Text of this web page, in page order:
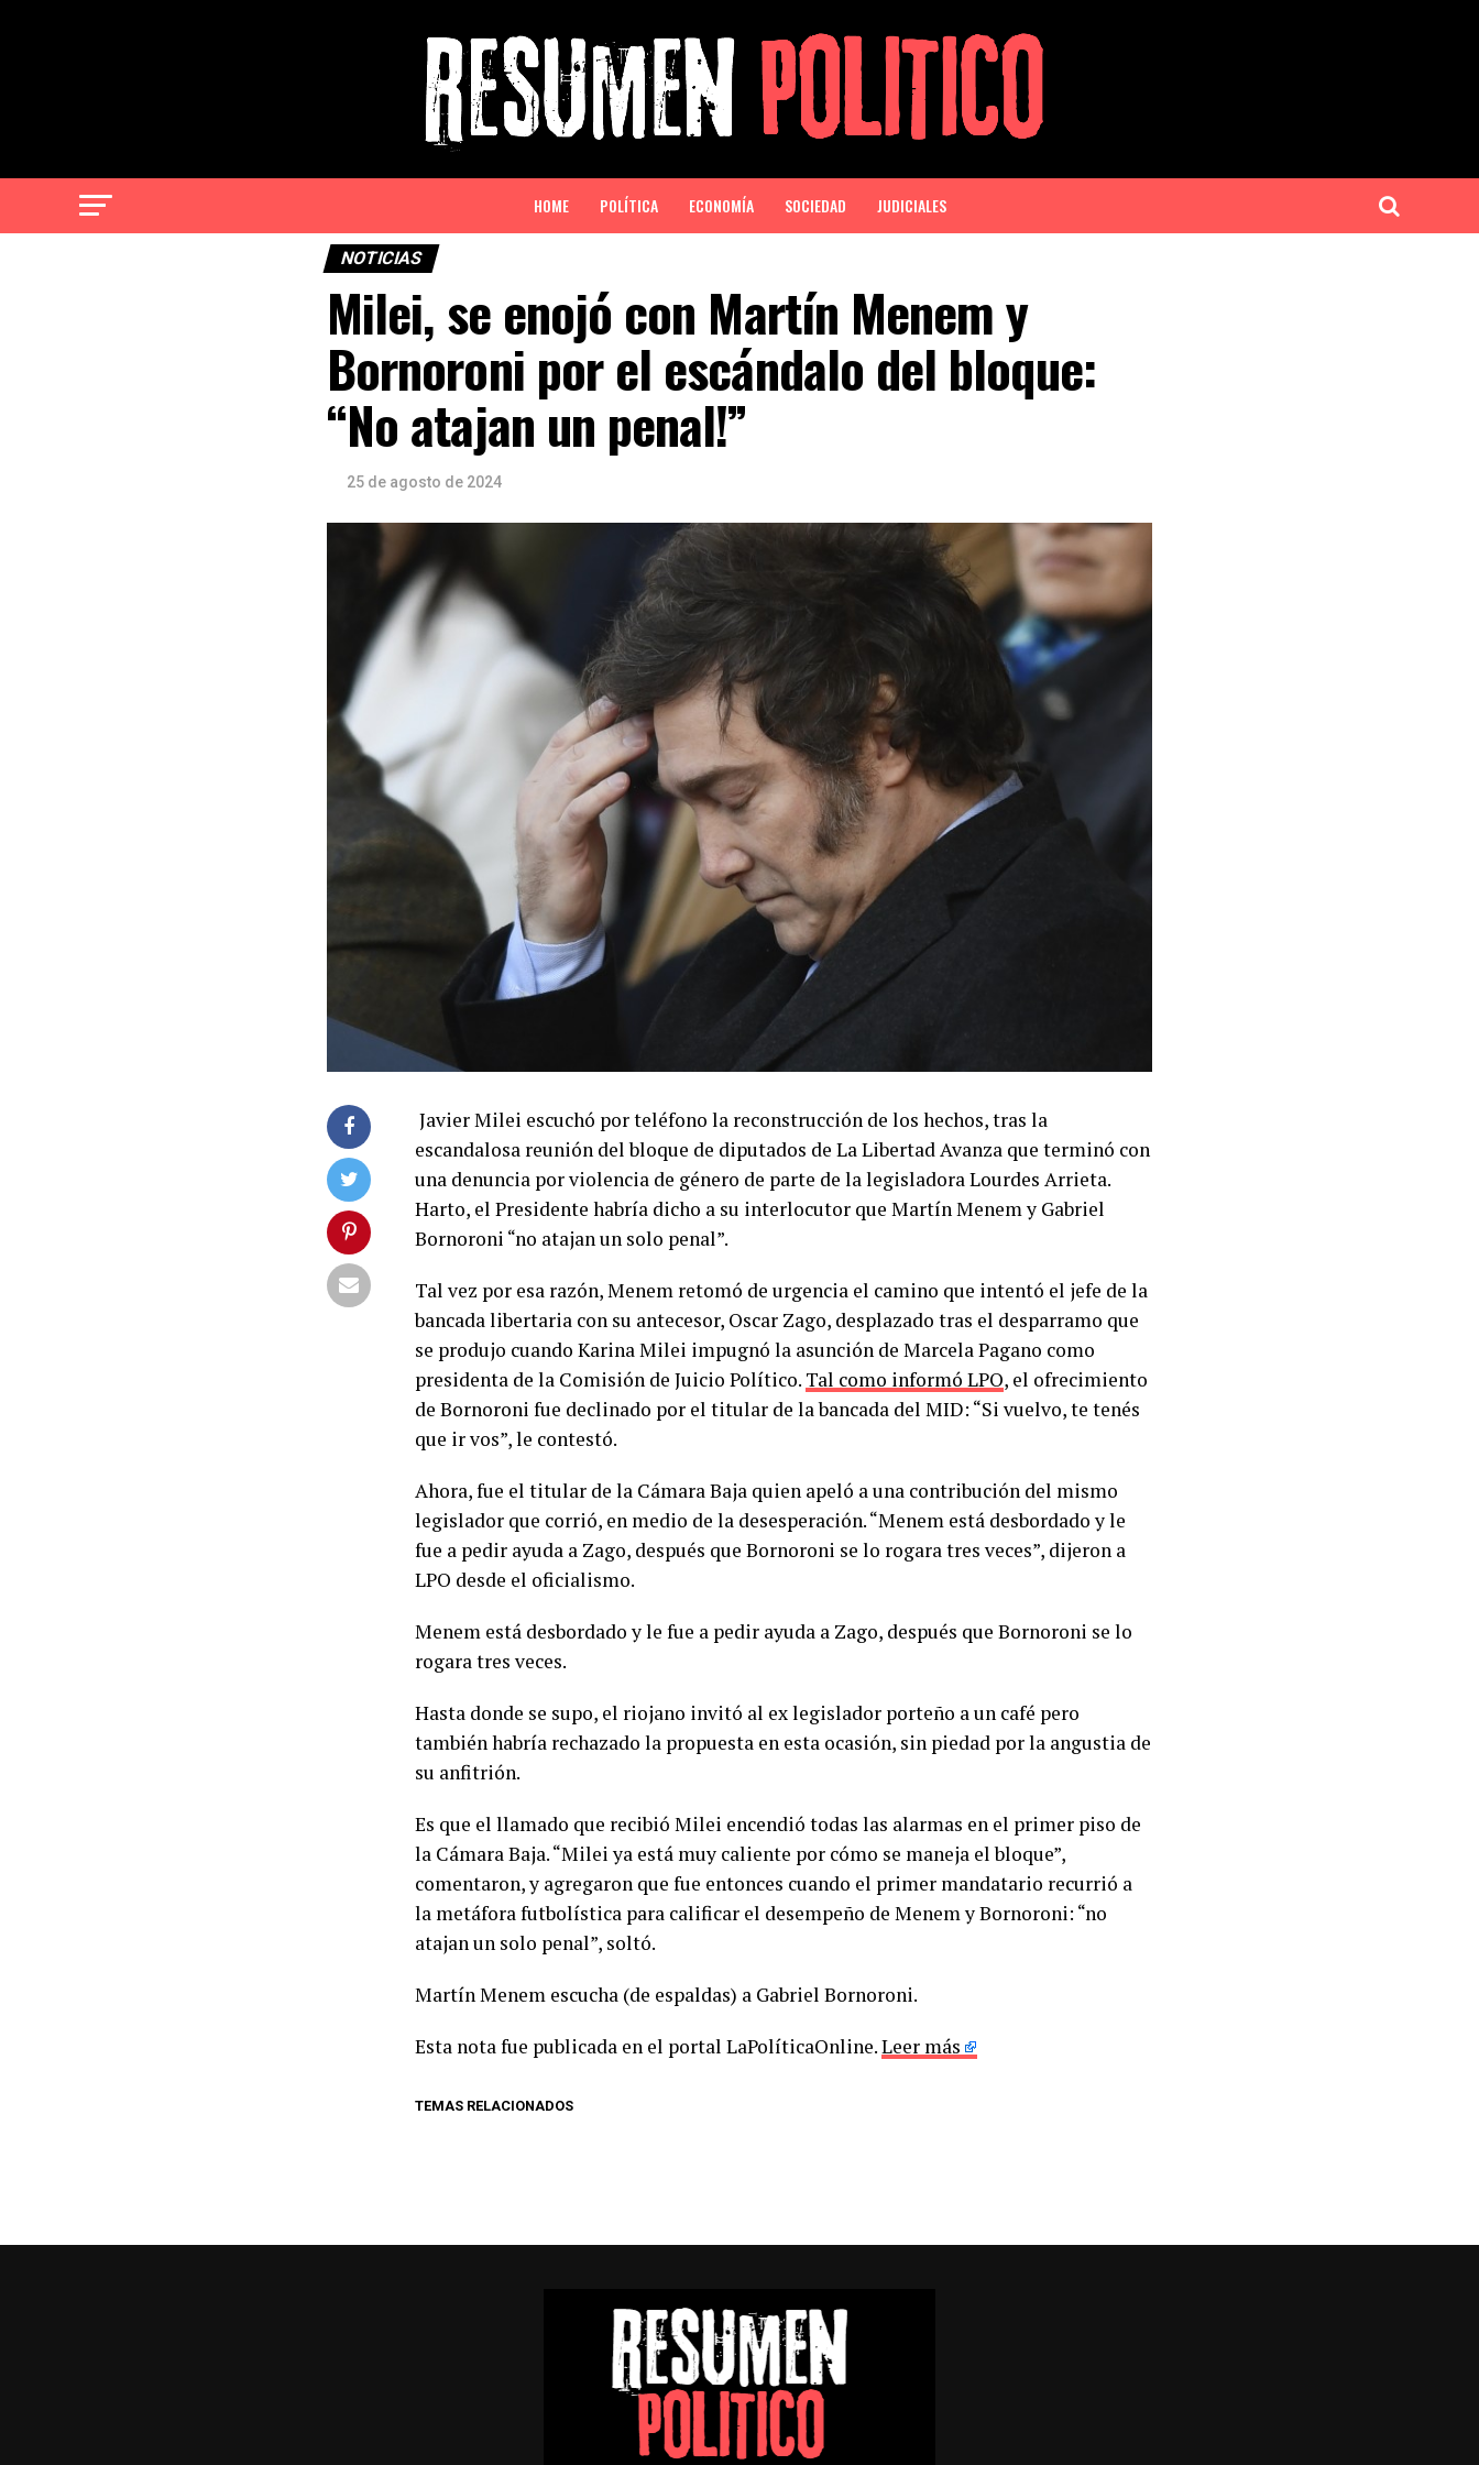
HOME POLÍTICA ECONOMÍA SOCIEDAD JUDICIALES
NOTICIAS
Milei, se enojó con Martín Menem y
Bornoroni por el escándalo del bloque:
“No atajan un penal!”
25 de agosto de 2024
Javier Milei escuchó por teléfono la reconstrucción de los hechos, tras la
escandalosa reunión del bloque de diputados de La Libertad Avanza que terminó con
una denuncia por violencia de género de parte de la legisladora Lourdes Arrieta.
Harto, el Presidente habría dicho a su interlocutor que Martín Menem y Gabriel
Bornoroni “no atajan un solo penal”.
Tal vez por esa razón, Menem retomó de urgencia el camino que intentó el jefe de la
bancada libertaria con su antecesor, Oscar Zago, desplazado tras el desparramo que
se produjo cuando Karina Milei impugnó la asunción de Marcela Pagano como
presidenta de la Comisión de Juicio Político. Tal como informó LPO, el ofrecimiento
de Bornoroni fue declinado por el titular de la bancada del MID: “Si vuelvo, te tenés
que ir vos”, le contestó.
Ahora, fue el titular de la Cámara Baja quien apeló a una contribución del mismo
legislador que corrió, en medio de la desesperación. “Menem está desbordado y le
fue a pedir ayuda a Zago, después que Bornoroni se lo rogara tres veces”, dijeron a
LPO desde el oficialismo.
Menem está desbordado y le fue a pedir ayuda a Zago, después que Bornoroni se lo
rogara tres veces.
Hasta donde se supo, el riojano invitó al ex legislador porteño a un café pero
también habría rechazado la propuesta en esta ocasión, sin piedad por la angustia de
su anfitrión.
Es que el llamado que recibió Milei encendió todas las alarmas en el primer piso de
la Cámara Baja. “Milei ya está muy caliente por cómo se maneja el bloque”,
comentaron, y agregaron que fue entonces cuando el primer mandatario recurrió a
la metáfora futbolística para calificar el desempeño de Menem y Bornoroni: “no
atajan un solo penal”, soltó.
Martín Menem escucha (de espaldas) a Gabriel Bornoroni.
Esta nota fue publicada en el portal LaPolíticaOnline.Leer más
TEMAS RELACIONADOS